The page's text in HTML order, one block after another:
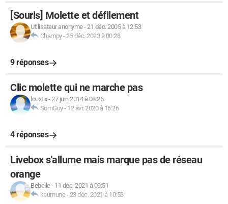
[Souris] Molette et défilement
Utilisateur anonyme-21 déc. 2005 à 12:53
Champy-25 déc. 2023 à 00:28
9 réponses
Clic molette qui ne marche pas
louxtix-27 juin 2014 à 08:26
SomGuy- 12 avr. 2020 à 16:26
4 réponses
Livebox s'allume mais marque pas de réseau
orange
Bebelle- 11 déc. 2021 à 09:51
kaumune-23 déc. 2021 à 10:53